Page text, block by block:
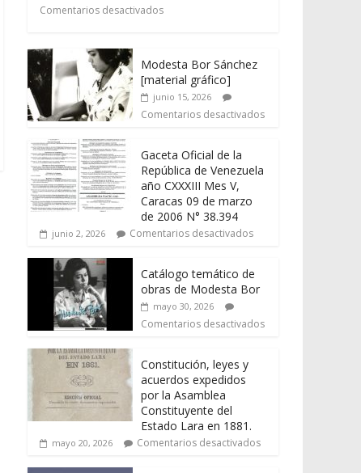
Comentarios desactivados
Modesta Bor Sánchez
[material gráfico]
junio 15, 2026
Comentarios desactivados
Gaceta Oficial de la
República de Venezuela
año CXXXIII Mes V,
Caracas 09 de marzo
de 2006 N° 38.394
junio 2, 2026 Comentarios desactivados
Catálogo temático de
obras de Modesta Bor
mayo 30, 2026
Comentarios desactivados
Constitución, leyes y
acuerdos expedidos
por la Asamblea
Constituyente del
Estado Lara en 1881.
mayo 20, 2026 Comentarios desactivados